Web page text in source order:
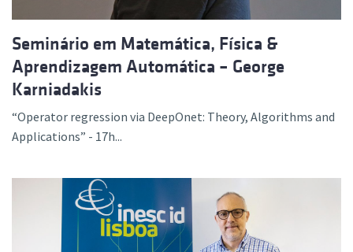
Seminário em Matemática, Física &
Aprendizagem Automática – George
Karniadakis
“Operator regression via DeepOnet: Theory, Algorithms and
Applications” - 17h...